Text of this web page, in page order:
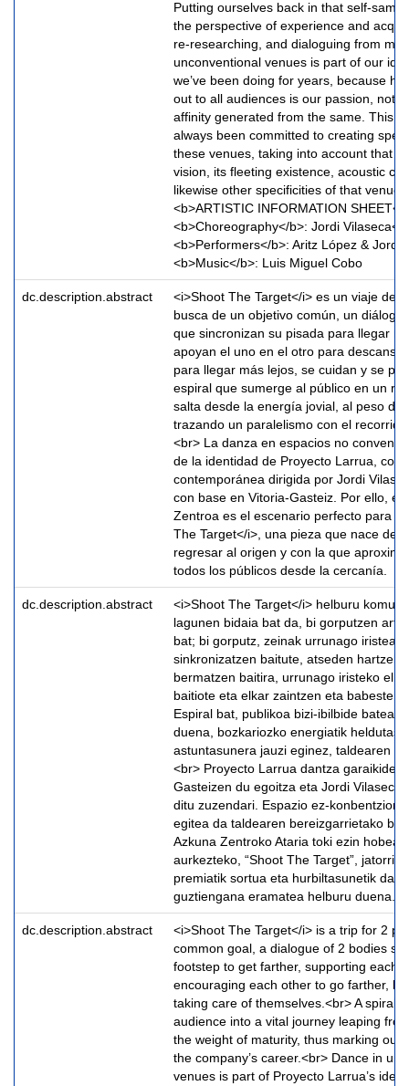
Putting ourselves back in that self-same
the perspective of experience and
re-researching, and dialoguing from
unconventional venues is part of our
we’ve been doing for years, because
out to all audiences is our passion, not
affinity generated from the same. This is
always been committed to creating
these venues, taking into account that
vision, its fleeting existence, acoustic
likewise other specificities of that
<b>ARTISTIC INFORMATION SHEET</
<b>Choreography</b>: Jordi
<b>Performers</b>: Aritz López & Jordi
<b>Music</b>: Luis Miguel Cobo
dc.description.abstract
<i>Shoot The Target</i> es un viaje de
busca de un objetivo común, un diálogo
que sincronizan su pisada para llegar
apoyan el uno en el otro para
para llegar más lejos, se cuidan y se
espiral que sumerge al público en un
salta desde la energía jovial, al peso de
trazando un paralelismo con el
<br> La danza en espacios no
de la identidad de Proyecto Larrua,
contemporánea dirigida por Jordi
con base en Vitoria-Gasteiz. Por ello, el
Zentroa es el escenario perfecto para
The Target</i>, una pieza que nace de
regresar al origen y con la que
todos los públicos desde la cercanía.
dc.description.abstract
<i>Shoot The Target</i> helburu komun
lagunen bidaia bat da, bi gorputzen
bat; bi gorputz, zeinak urrunago
sinkronizatzen baitute, atseden
bermatzen baitira, urrunago iristeko
baitiote eta elkar zaintzen eta babesten
Espiral bat, publikoa bizi-ibilbide batean
duena, bozkariozko energiatik
astuntasunera jauzi eginez, taldearen
<br> Proyecto Larrua dantza
Gasteizen du egoitza eta Jordi Vilaseca
ditu zuzendari. Espazio ez-
egitea da taldearen bereizgarrietako
Azkuna Zentroko Ataria toki ezin hobea
aurkezteko, “Shoot The Target”,
premiatik sortua eta hurbiltasunetik
guztiengana eramatea helburu duena.
dc.description.abstract
<i>Shoot The Target</i> is a trip for 2
common goal, a dialogue of 2 bodies
footstep to get farther, supporting each
encouraging each other to go farther,
taking care of themselves.<br> A spiral
audience into a vital journey leaping
the weight of maturity, thus marking out
the company’s career.<br> Dance in
venues is part of Proyecto Larrua’s